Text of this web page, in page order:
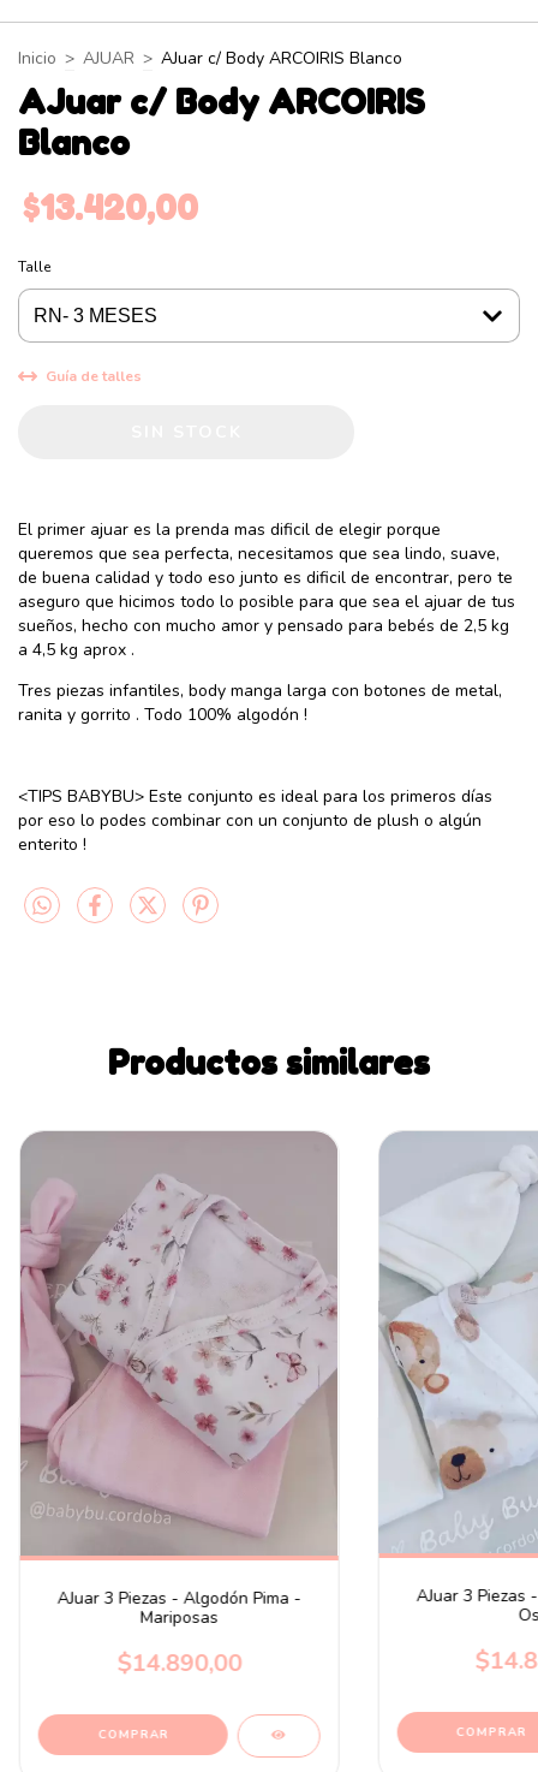
Inicio > AJUAR > AJuar c/ Body ARCOIRIS Blanco
AJuar c/ Body ARCOIRIS
Blanco
$13.420,00
Talle
Guía de talles
El primer ajuar es la prenda mas dificil de elegir porque
queremos que sea perfecta, necesitamos que sea lindo, suave,
de buena calidad y todo eso junto es dificil de encontrar, pero te
aseguro que hicimos todo lo posible para que sea el ajuar de tus
sueños, hecho con mucho amor y pensado para bebés de 2,5 kg
a 4,5 kg aprox .
Tres piezas infantiles, body manga larga con botones de metal,
ranita y gorrito . Todo 100% algodón !
<TIPS BABYBU> Este conjunto es ideal para los primeros días
por eso lo podes combinar con un conjunto de plush o algún
enterito !
Productos similares
AJuar 3 Piezas - Algodón Pima -
Mariposas
$14.890,00
COMPRAR
AJuar 3 Piezas
COMPRAR